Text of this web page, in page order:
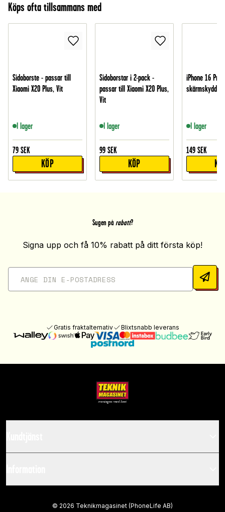
Köps ofta tillsammans med
Sidoborste - passar till
Xiaomi X20 Plus, Vit
I lager
79 SEK
KÖP
Sidoborstar i 2-pack -
passar till Xiaomi X20 Plus,
Vit
I lager
99 SEK
KÖP
iPhone 16 Pro
skärmskydd i
I lager
149 SEK
Sugen på rabatt?
Signa upp och få 10% rabatt på ditt första köp!
Gratis fraktalternativ Blixtsnabb leverans
© 2026 Teknikmagasinet (PhoneLife AB)